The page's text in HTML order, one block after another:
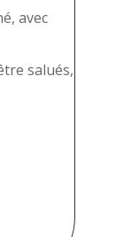
avec
salués,